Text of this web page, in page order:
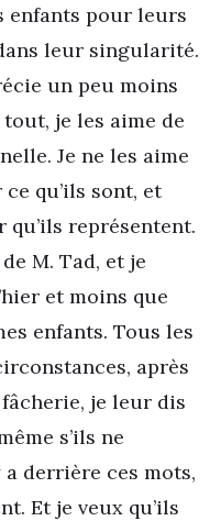
enfants pour leurs
leur singularité.
un peu moins
je les aime de
Je ne les aime
qu’ils sont, et
représentent.
M. Tad, et je
et moins que
enfants. Tous les
après
je leur dis
s’ils ne
a derrière ces mots,
Et je veux qu’ils